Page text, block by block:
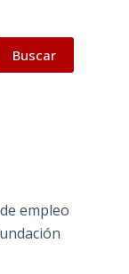
Buscar
empleo